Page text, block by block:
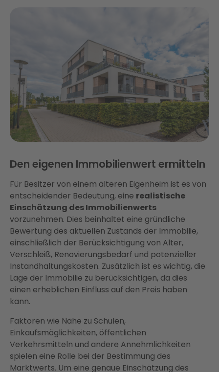
Den eigenen Immobilienwert ermitteln
Für Besitzer von einem älteren Eigenheim ist es von
entscheidender Bedeutung, eine realistische
Einschätzung des Immobilienwerts
vorzunehmen. Dies beinhaltet eine gründliche
Bewertung des aktuellen Zustands der Immobilie,
einschließlich der Berücksichtigung von Alter,
Verschleiß, Renovierungsbedarf und potenzieller
Instandhaltungskosten. Zusätzlich ist es wichtig, die
Lage der Immobilie zu berücksichtigen, da dies
einen erheblichen Einfluss auf den Preis haben
kann.
Faktoren wie Nähe zu Schulen,
Einkaufsmöglichkeiten, öffentlichen
Verkehrsmitteln und andere Annehmlichkeiten
spielen eine Rolle bei der Bestimmung des
Marktwerts. Um eine genaue Einschätzung des